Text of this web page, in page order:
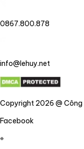
0867.800.878
info@lehuy.net
Copyright 2026 @ Công
Facebook